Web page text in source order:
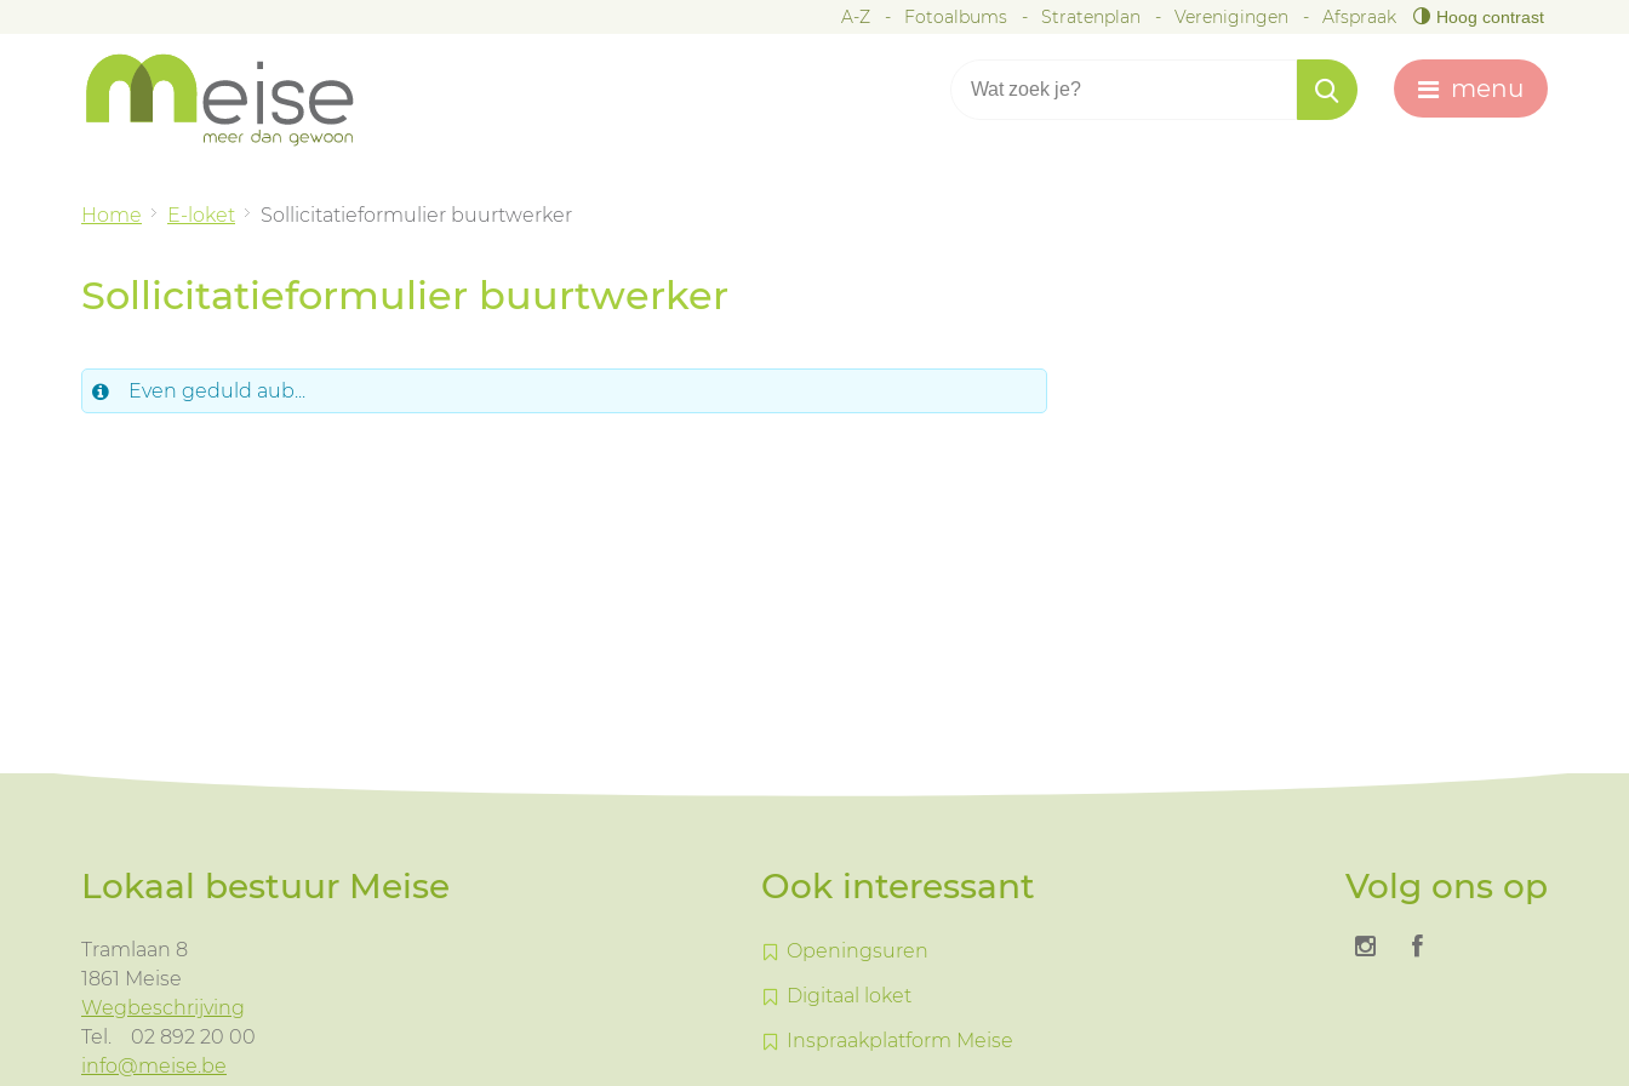
A-Z Fotoalbums Stratenplan Verenigingen Afspraak Hoog contrast
menu
Home E-loket Sollicitatieformulier buurtwerker
Sollicitatieformulier buurtwerker
Even geduld aub...
Lokaal bestuur Meise
Tramlaan 8
1861 Meise
Wegbeschrijving
Tel.
02 892 20 00
info@meise.be
Ook interessant
Openingsuren
Digitaal loket
Inspraakplatform Meise
Volg ons op